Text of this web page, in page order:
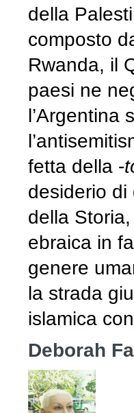
della
composto
Rwanda, il
paesi ne
l’Argentina
fetta della -
desiderio di
della
ebraica in
genere
la strada
islamica
Deborah